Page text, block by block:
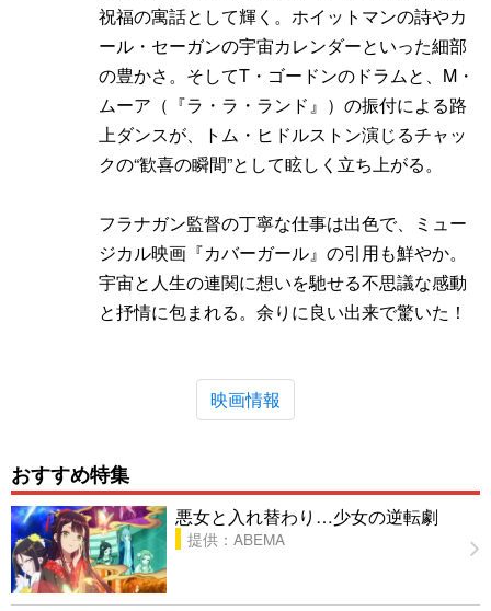
祝福の寓話として輝く。ホイットマンの詩やカ
ール・セーガンの宇宙カレンダーといった細部
の豊かさ。そしてT・ゴードンのドラムと、M・
ムーア（『ラ・ラ・ランド』）の振付による路
上ダンスが、トム・ヒドルストン演じるチャッ
クの“歓喜の瞬間”として眩しく立ち上がる。
フラナガン監督の丁寧な仕事は出色で、ミュー
ジカル映画『カバーガール』の引用も鮮やか。
宇宙と人生の連関に想いを馳せる不思議な感動
と抒情に包まれる。余りに良い出来で驚いた！
映画情報
おすすめ特集
悪女と入れ替わり…少女の逆転劇
提供：ABEMA